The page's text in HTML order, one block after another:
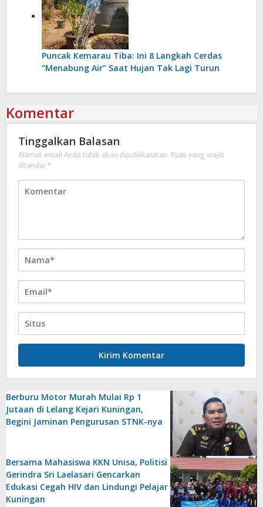
Puncak Kemarau Tiba: Ini 8 Langkah Cerdas
“Menabung Air” Saat Hujan Tak Lagi Turun
Komentar
Tinggalkan Balasan
Alamat email Anda tidak akan dipublikasikan. Ruas yang wajib
ditandai *
Berburu Motor Murah Mulai Rp 1
Jutaan di Lelang Kejari Kuningan,
Begini Jaminan Pengurusan STNK-nya
Bersama Mahasiswa KKN Unisa, Politisi
Gerindra Sri Laelasari Gencarkan
Edukasi Cegah HIV dan Lindungi Pelajar
Kuningan